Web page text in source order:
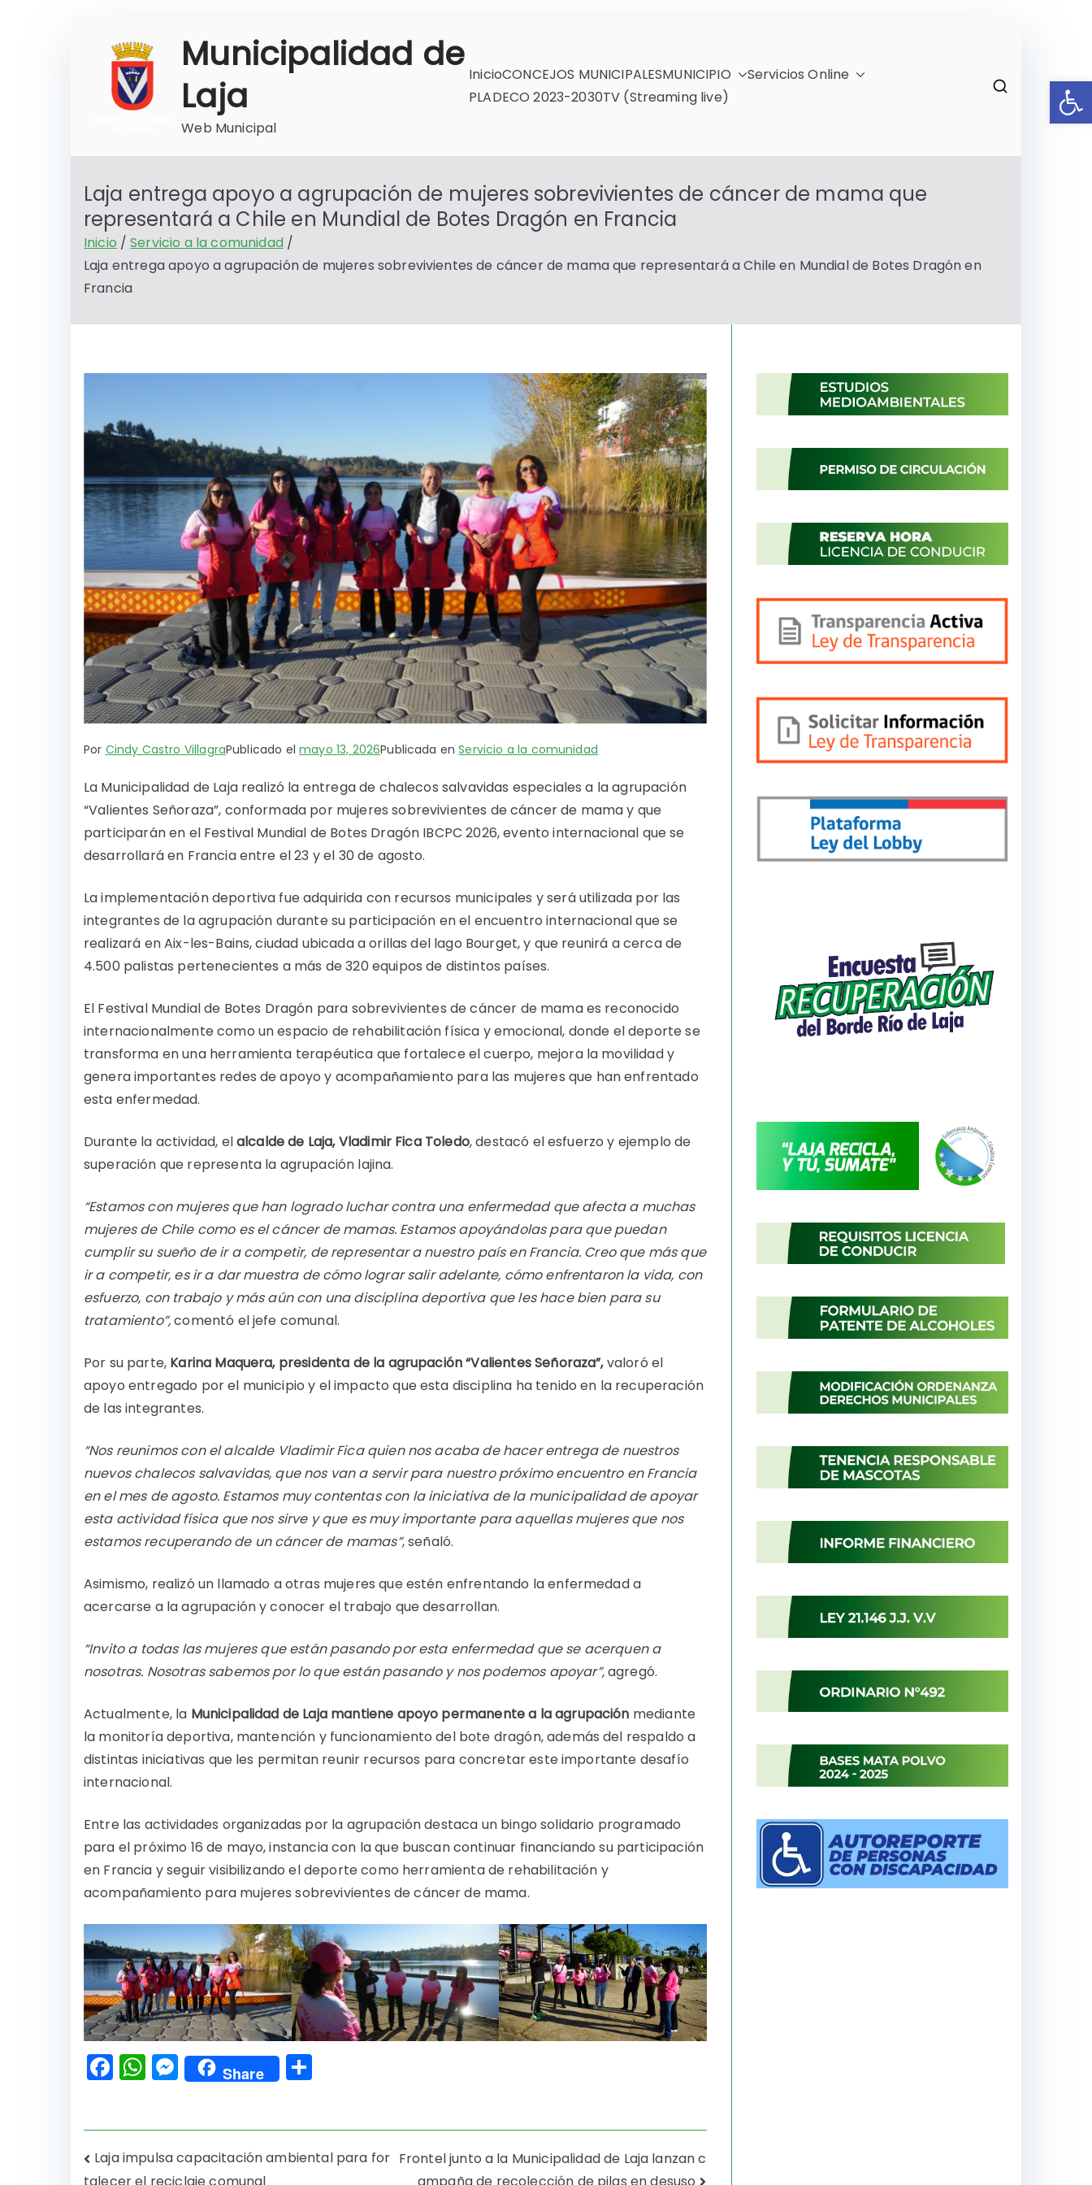
contenido
Municipalidad de
Laja
Web Municipal
InicioCONCEJOS MUNICIPALESMUNICIPIO
Servicios Online
PLADECO 2023-2030TV (Streaming live)
Laja entrega apoyo a agrupación de mujeres sobrevivientes de cáncer de mama que
representará a Chile en Mundial de Botes Dragón en Francia
Inicio
Servicio a la comunidad
Laja entrega apoyo a agrupación de mujeres sobrevivientes de cáncer de mama que representará a Chile en Mundial de Botes Dragón en
Francia
Por Cindy Castro VillagraPublicado elmayo 13, 2026Publicada enServicio a la comunidad
La Municipalidad de Laja realizó la entrega de chalecos salvavidas especiales a la agrupación
“Valientes Señoraza”, conformada por mujeres sobrevivientes de cáncer de mama y que
participarán en el Festival Mundial de Botes Dragón IBCPC 2026, evento internacional que se
desarrollará en Francia entre el 23 y el 30 de agosto.
La implementación deportiva fue adquirida con recursos municipales y será utilizada por las
integrantes de la agrupación durante su participación en el encuentro internacional que se
realizará en Aix-les-Bains, ciudad ubicada a orillas del lago Bourget, y que reunirá a cerca de
4.500 palistas pertenecientes a más de 320 equipos de distintos países.
El Festival Mundial de Botes Dragón para sobrevivientes de cáncer de mama es reconocido
internacionalmente como un espacio de rehabilitación física y emocional, donde el deporte se
transforma en una herramienta terapéutica que fortalece el cuerpo, mejora la movilidad y
genera importantes redes de apoyo y acompañamiento para las mujeres que han enfrentado
esta enfermedad.
Durante la actividad, elalcalde de Laja, Vladimir Fica Toledo, destacó el esfuerzo y ejemplo de
superación que representa la agrupación lajina.
“Estamos con mujeres que han logrado luchar contra una enfermedad que afecta a muchas
mujeres de Chile como es el cáncer de mamas. Estamos apoyándolas para que puedan
cumplir su sueño de ir a competir, de representar a nuestro país en Francia. Creo que más que
ir a competir, es ir a dar muestra de cómo lograr salir adelante, cómo enfrentaron la vida, con
esfuerzo, con trabajo y más aún con una disciplina deportiva que les hace bien para su
tratamiento”,comentó el jefe comunal.
Por su parte, Karina Maquera, presidenta de la agrupación “Valientes Señoraza”,valoró el
apoyo entregado por el municipio y el impacto que esta disciplina ha tenido en la recuperación
de las integrantes.
“Nos reunimos con el alcalde Vladimir Fica quien nos acaba de hacer entrega de nuestros
nuevos chalecos salvavidas, que nos van a servir para nuestro próximo encuentro en Francia
en el mes de agosto. Estamos muy contentas con la iniciativa de la municipalidad de apoyar
esta actividad física que nos sirve y que es muy importante para aquellas mujeres que nos
estamos recuperando de un cáncer de mamas”, señaló.
Asimismo, realizó un llamado a otras mujeres que estén enfrentando la enfermedad a
acercarse a la agrupación y conocer el trabajo que desarrollan.
“Invito a todas las mujeres que están pasando por esta enfermedad que se acerquen a
nosotras. Nosotras sabemos por lo que están pasando y nos podemos apoyar”,agregó.
Actualmente, la Municipalidad de Laja mantiene apoyo permanente a la agrupación mediante
la monitoría deportiva, mantención y funcionamiento del bote dragón, además del respaldo a
distintas iniciativas que les permitan reunir recursos para concretar este importante desafío
internacional.
Entre las actividades organizadas por la agrupación destaca un bingo solidario programado
para el próximo 16 de mayo, instancia con la que buscan continuar financiando su participación
en Francia y seguir visibilizando el deporte como herramienta de rehabilitación y
acompañamiento para mujeres sobrevivientes de cáncer de mama.
F
a
e
b
W
h
ts
A
M
e
e
Share C
p
a
Navegación
Laja impulsa capacitación ambiental para for Frontel junto a la Municipalidad de Laja lanzan c
ampaña de recolección de pilas en desuso